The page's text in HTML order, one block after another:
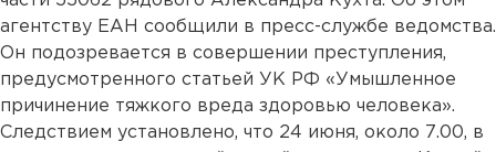
агентству ЕАН сообщили в пресс-службе ведомства.
Он подозревается в совершении преступления,
предусмотренного статьей УК РФ «Умышленное
причинение тяжкого вреда здоровью человека».
Следствием установлено, что 24 июня, около 7.00, в